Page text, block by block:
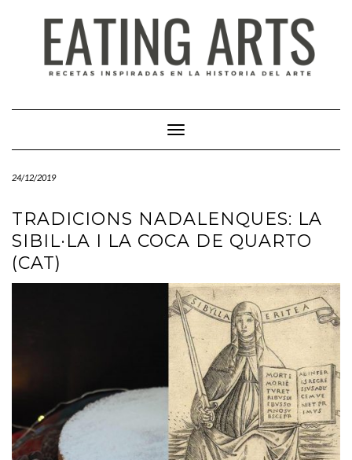
Cambiar modo de navegación
24/12/2019
TRADICIONS NADALENQUES: LA
SIBIL·LA I LA COCA DE QUARTO
(CAT)